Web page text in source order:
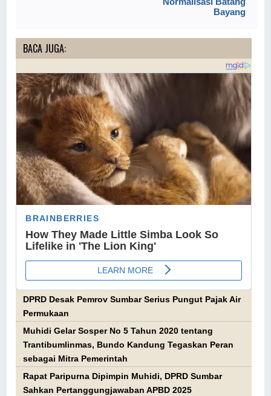
Bayang
BACA JUGA:
DPRD Desak Pemrov Sumbar Serius Pungut Pajak Air
Permukaan
Muhidi Gelar Sosper No 5 Tahun 2020 tentang
Trantibumlinmas, Bundo Kandung Tegaskan Peran
sebagai Mitra Pemerintah
Rapat Paripurna Dipimpin Muhidi, DPRD Sumbar
Sahkan Pertanggungjawaban APBD 2025